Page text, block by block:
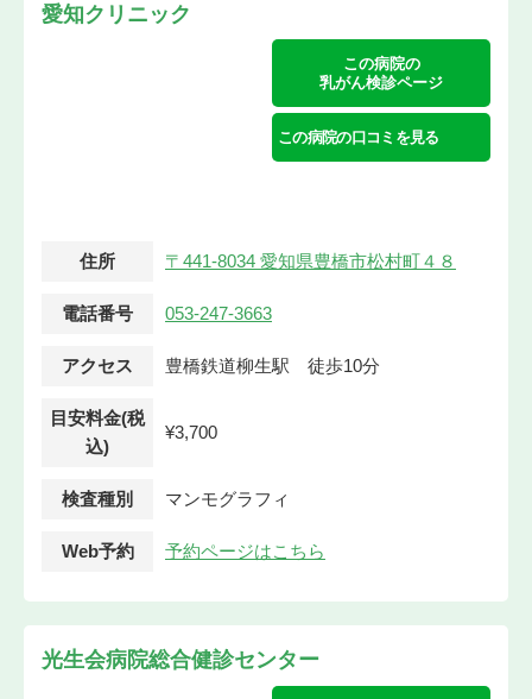
愛知クリニック
この病院の
乳がん検診ページ
この病院の口コミを見る
住所 〒441-8034 愛知県豊橋市松村町４８
電話番号 053-247-3663
アクセス 豊橋鉄道柳生駅 徒歩10分
目安料金(税
込)
¥3,700
検査種別 マンモグラフィ
Web予約 予約ページはこちら
光生会病院総合健診センター